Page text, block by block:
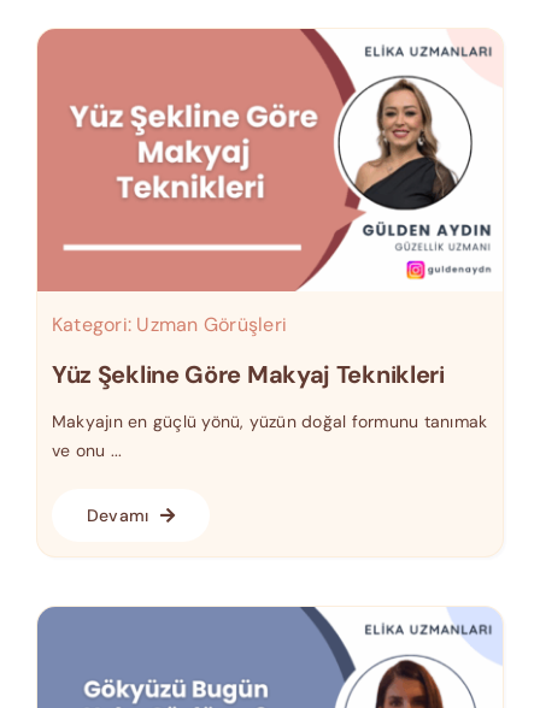
Kategori: Uzman Görüşleri
Yüz Şekline Göre Makyaj Teknikleri
Makyajın en güçlü yönü, yüzün doğal formunu tanımak
ve onu ...
Devamı